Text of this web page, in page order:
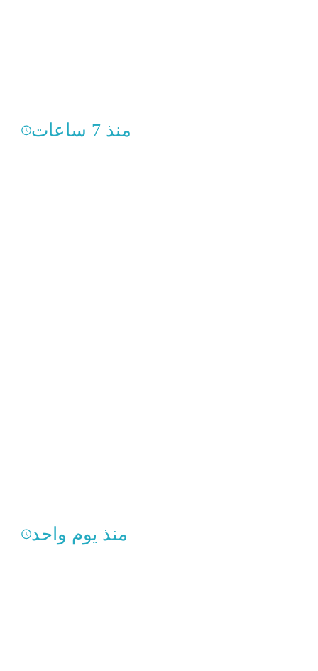
منذ 7 ساعات
منذ يوم واحد